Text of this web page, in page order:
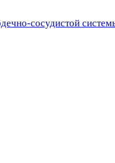
сосудистой